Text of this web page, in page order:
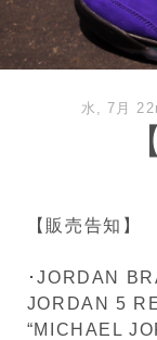
水, 7月
【販売告知】
･JORDAN
JORDAN 5
“MICHAEL